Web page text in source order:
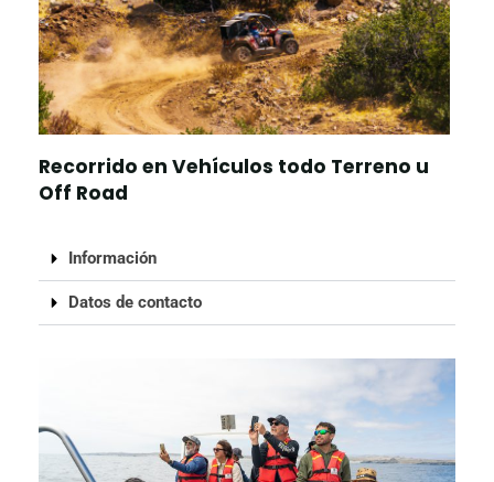
Recorrido en Vehículos todo Terreno u
Off Road
Información
Datos de contacto